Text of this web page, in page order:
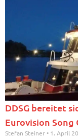
DDSG bereitet
Eurovision Song
Stefan Steiner 1. April